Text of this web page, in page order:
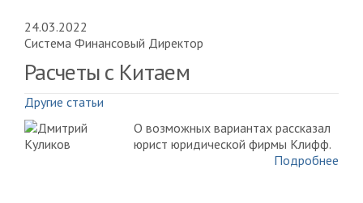
24.03.2022
Система Финансовый Директор
Расчеты с Китаем
Другие статьи
О возможных вариантах рассказал
юрист юридической фирмы Клифф.
Подробнее